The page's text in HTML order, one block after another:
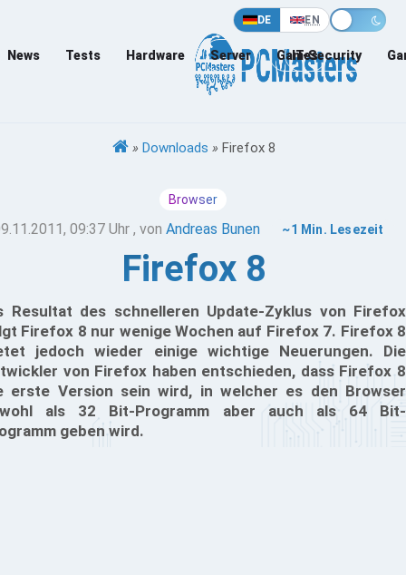
DE EN
News Tests Hardware Server Games
IT-Security
» Downloads » Firefox 8
Browser
09:37 Uhr , vonAndreas Bunen ~1 Min. Lesezeit
Firefox 8
Resultat des schnelleren Update-Zyklus von Firefox
Firefox 8 nur wenige Wochen auf Firefox 7. Firefox 8
jedoch wieder einige wichtige Neuerungen. Die
von Firefox haben entschieden, dass Firefox 8
erste Version sein wird, in welcher es den Browser
als 32 Bit-Programm aber auch als 64 Bit-
geben wird.